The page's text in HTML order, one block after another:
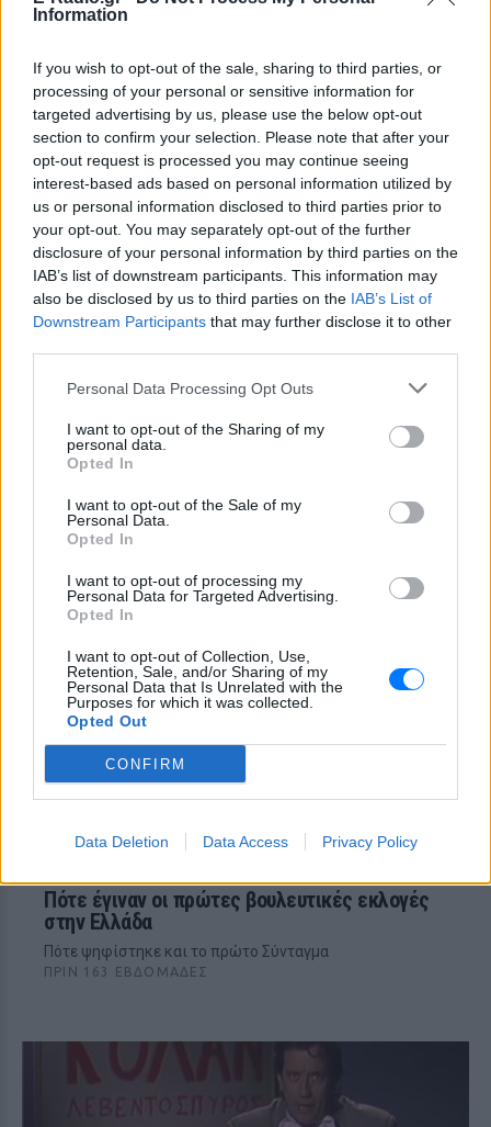
Information
If you wish to opt-out of the sale, sharing to third parties, or
processing of your personal or sensitive information for
targeted advertising by us, please use the below opt-out
section to confirm your selection. Please note that after your
opt-out request is processed you may continue seeing
interest-based ads based on personal information utilized by
us or personal information disclosed to third parties prior to
your opt-out. You may separately opt-out of the further
disclosure of your personal information by third parties on the
IAB’s list of downstream participants. This information may
also be disclosed by us to third parties on the IAB’s List of
Downstream Participants that may further disclose it to other
Personal Data Processing Opt Outs
I want to opt-out of the Sharing of my
personal data.
Opted In
I want to opt-out of the Sale of my
Personal Data.
Opted In
I want to opt-out of processing my
Personal Data for Targeted Advertising.
Opted In
I want to opt-out of Collection, Use,
Retention, Sale, and/or Sharing of my
Personal Data that Is Unrelated with the
Purposes for which it was collected.
Opted Out
CONFIRM
Data Deletion Data Access Privacy Policy
ΠΟΛΙΤΙΚΉ
Εκλογές 2023: Πόσο κοστίζουν στο κράτος οι
διπλές κάλπες
Το κόστος των εκλογών και πώς διανέμεται κάθε ποσό
ΠΡΙΝ 166 ΕΒΔΟΜΆΔΕΣ
ΠΟΛΙΤΙΚΉ
Εκλογές 2023: Διευκρινίσεις για τους
ετεροδημότες
έδωσε το υπουργείο Εσωτερικών
ΠΡΙΝ 166 ΕΒΔΟΜΆΔΕΣ
ΙΣΤΟΡΙΚΆ
Πότε έγιναν οι πρώτες βουλευτικές εκλογές
στην Ελλάδα
Πότε ψηφίστηκε και το πρώτο Σύνταγμα
ΠΡΙΝ 163 ΕΒΔΟΜΆΔΕΣ